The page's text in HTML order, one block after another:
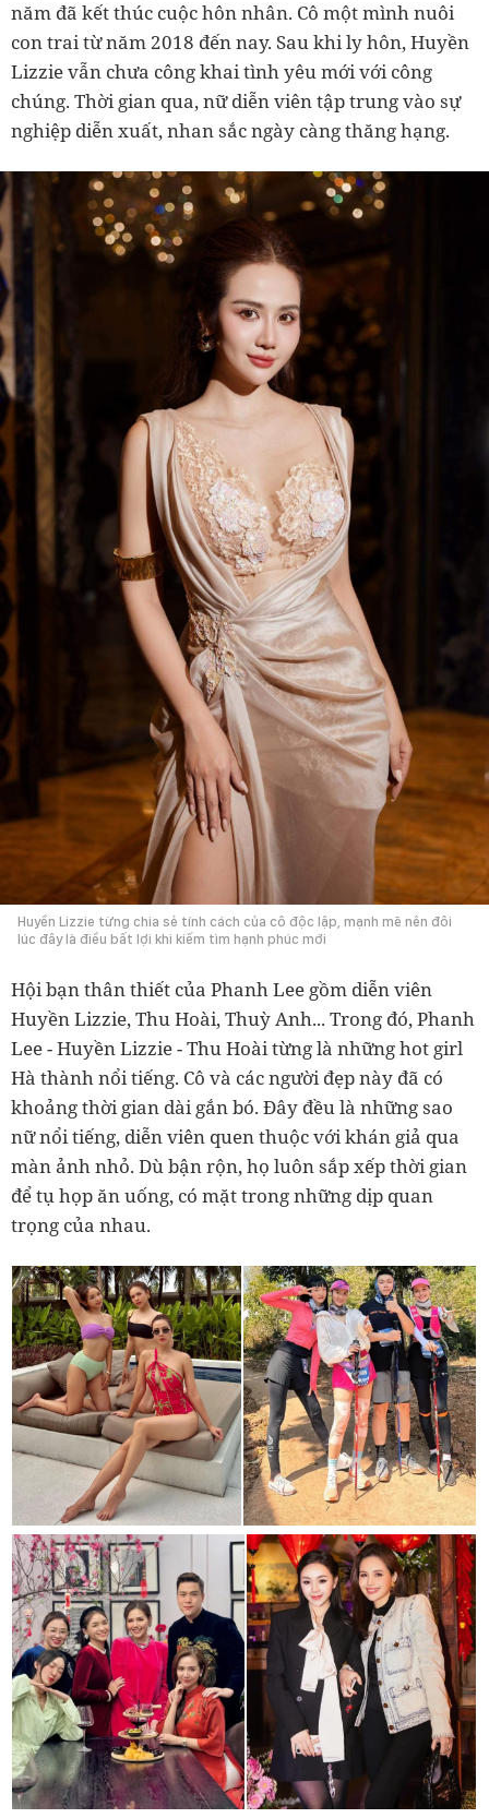
năm đã kết thúc cuộc hôn nhân. Cô một mình nuôi
con trai từ năm 2018 đến nay. Sau khi ly hôn, Huyền
Lizzie vẫn chưa công khai tình yêu mới với công
chúng. Thời gian qua, nữ diễn viên tập trung vào sự
nghiệp diễn xuất, nhan sắc ngày càng thăng hạng.
Huyền Lizzie từng chia sẻ tính cách của cô độc lập, mạnh mẽ nên đôi
lúc đây là điều bất lợi khi kiếm tìm hạnh phúc mới
Hội bạn thân thiết của Phanh Lee gồm diễn viên
Huyền Lizzie, Thu Hoài, Thuỳ Anh... Trong đó, Phanh
Lee - Huyền Lizzie - Thu Hoài từng là những hot girl
Hà thành nổi tiếng. Cô và các người đẹp này đã có
khoảng thời gian dài gắn bó. Đây đều là những sao
nữ nổi tiếng, diễn viên quen thuộc với khán giả qua
màn ảnh nhỏ. Dù bận rộn, họ luôn sắp xếp thời gian
để tụ họp ăn uống, có mặt trong những dịp quan
trọng của nhau.